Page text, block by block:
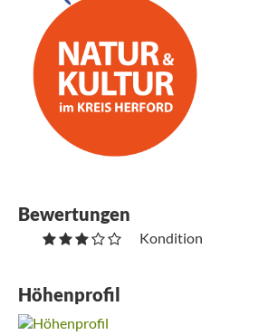
Bewertungen
Kondition
Höhenprofil